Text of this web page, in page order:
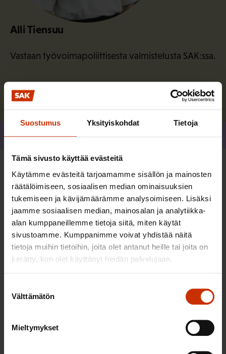
Suostumus Yksityiskohdat Tietoja
Tämä sivusto käyttää evästeitä
Käytämme evästeitä tarjoamamme sisällön ja mainosten
räätälöimiseen, sosiaalisen median ominaisuuksien
tukemiseen ja kävijämäärämme analysoimiseen. Lisäksi
jaamme sosiaalisen median, mainosalan ja analytiikka-
alan kumppaneillemme tietoja siitä, miten käytät
sivustoamme. Kumppanimme voivat yhdistää näitä
tietoja muihin tietoihin, joita olet antanut heille tai joita on
kerätty, kun olet käyttänyt heidän palvelujaan.
valinta
Välttämätön
Mieltymykset
Alli Tiensuu
Vastaan työvoimapoliittisesta valmistelusta SAK:ssa.
Jaa
Lisää kirjoittajalta
TASA-ARVO JA YHDENVERTAISUUS